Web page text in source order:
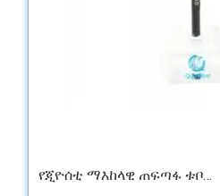
የጂዮሰቲ ማእከላዊ ጠፍጣፋ ቱቦ…